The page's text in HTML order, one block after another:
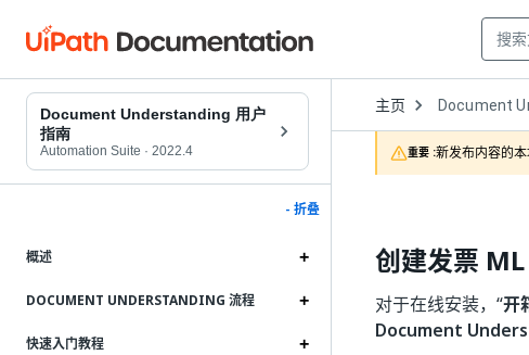
Document Understanding 用户
指南
Automation Suite · 2022.4
- 折叠
概述
DOCUMENT UNDERSTANDING 流程
快速入门教程
主页 Open
Dropdown
to
choose
product
Document
重要 :新发布内容的
创建发票
对于在线安装，“开
Document